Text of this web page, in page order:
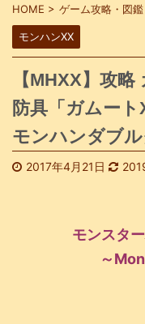
HOME > ゲーム攻略・図鑑
モンハンXX
【MHXX】攻
防具「ガムー
モンハンダブ
2017年4月21日
モンスタ
～